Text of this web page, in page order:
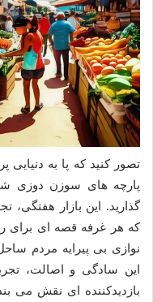
تصور کنید که پا به دنیایی
پارچه های سوزن دوزی
گذارید. این بازار
که هر غرفه قصه ای برای
نوازی بی پیرایه مردم
این سادگی و اصالت،
بازدیدکننده ای نقش می